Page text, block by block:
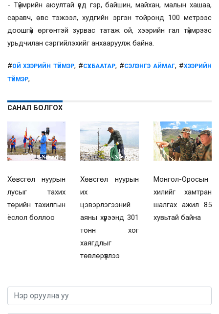
- Түймрийн аюултай үед гэр, байшин, майхан, малын хашаа,
саравч, өвс тэжээл, худгийн эргэн тойронд 100 метрээс
доошгүй өргөнтэй зурвас татаж ой, хээрийн гал түймрээс
урьдчилан сэргийлэхийг анхааруулж байна.
#ОЙ ХЭЭРИЙН ТҮЙМЭР, #СҮХБААТАР, #СЭЛЭНГЭ АЙМАГ, #ХЭЭРИЙН
ТҮЙМЭР,
САНАЛ БОЛГОХ
Хөвсгөл нуурын
лусыг тахих
төрийн тахилгын
ёслол боллоо
Хөвсгөл нуурын
их
цэвэрлэгээний
аяны хүрээнд 301
тонн хог
хаягдлыг
төвлөрүүллээ
Монгол-Оросын
хилийг хамтран
шалгах ажил 85
хувьтай байна